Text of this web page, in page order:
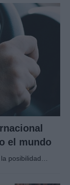
el mundo
la posibilidad…